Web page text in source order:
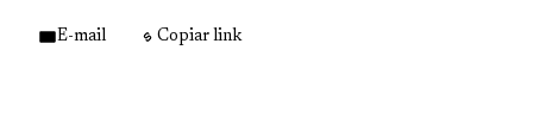
E-mail Copiar link